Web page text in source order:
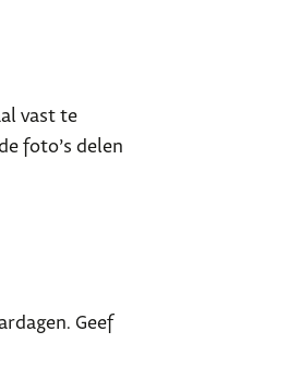
vast te
foto’s delen
Geef